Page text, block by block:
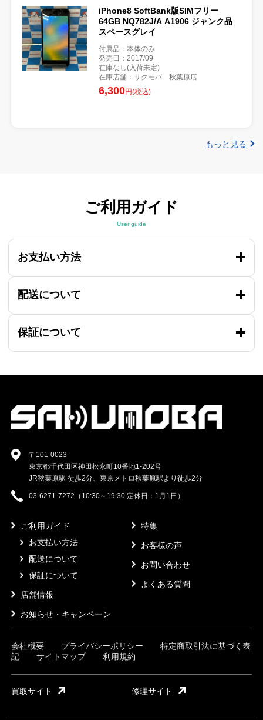
iPhone8 SoftBank版SIMフリー
64GB NQ782J/A A1906 ジャンク品
スペースグレイ
付属品：本体のみ
発売日：2017/09
在庫なし(入荷未定)
在庫店舗：サクモバ 秋葉原店
6,300円(税込)
もっと見る
ご利用ガイド
User guide
お支払い方法
配送について
保証について
〒101-0023
東京都千代田区神田松永町10番地1-202号
JR秋葉原駅 徒歩2分、東京メトロ秋葉原駅より徒歩2分
03-6271-7272（10:30～19:30 定休日：1月1日）
ご利用ガイド
お支払い方法
配送について
保証について
店舗情報
お知らせ・キャンペーン
特集
お客様の声
お問い合わせ
よくある質問
会社概要 プライバシーポリシー
特定商取引法に基づく表
記
サイトマップ 利用規約
買取サイト 修理サイト